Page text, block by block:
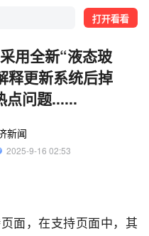
打开看看
用全新“液态玻
释更新系统后掉
点问题......
新闻
  2025-9-16 02:53
面，在支持页面中，其